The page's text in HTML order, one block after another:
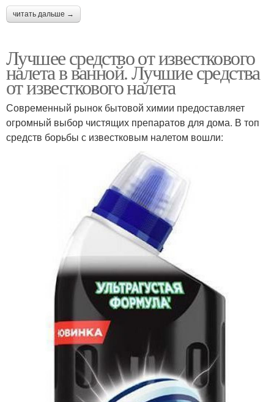
читать дальше →
Лучшее средство от известкового
налета в ванной. Лучшие средства
от известкового налета
Современный рынок бытовой химии предоставляет
огромный выбор чистящих препаратов для дома. В топ
средств борьбы с известковым налетом вошли: